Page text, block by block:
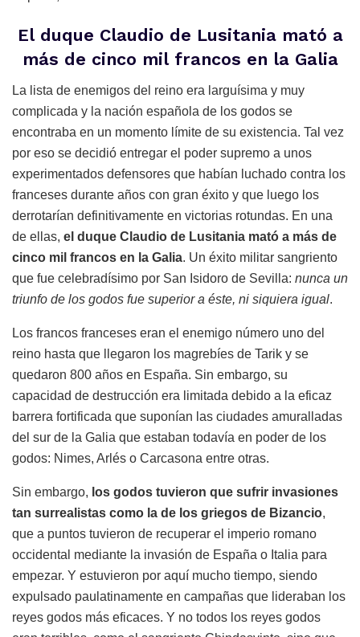
El duque Claudio de Lusitania mató a
más de cinco mil francos en la Galia
La lista de enemigos del reino era larguísima y muy
complicada y la nación española de los godos se
encontraba en un momento límite de su existencia. Tal vez
por eso se decidió entregar el poder supremo a unos
experimentados defensores que habían luchado contra los
franceses durante años con gran éxito y que luego los
derrotarían definitivamente en victorias rotundas. En una
de ellas, el duque Claudio de Lusitania mató a más de
cinco mil francos en la Galia. Un éxito militar sangriento
que fue celebradísimo por San Isidoro de Sevilla: nunca un
triunfo de los godos fue superior a éste, ni siquiera igual.
Los francos franceses eran el enemigo número uno del
reino hasta que llegaron los magrebíes de Tarik y se
quedaron 800 años en España. Sin embargo, su
capacidad de destrucción era limitada debido a la eficaz
barrera fortificada que suponían las ciudades amuralladas
del sur de la Galia que estaban todavía en poder de los
godos: Nimes, Arlés o Carcasona entre otras.
Sin embargo, los godos tuvieron que sufrir invasiones
tan surrealistas como la de los griegos de Bizancio,
que a puntos tuvieron de recuperar el imperio romano
occidental mediante la invasión de España o Italia para
empezar. Y estuvieron por aquí mucho tiempo, siendo
expulsado paulatinamente en campañas que lideraban los
reyes godos más eficaces. Y no todos los reyes godos